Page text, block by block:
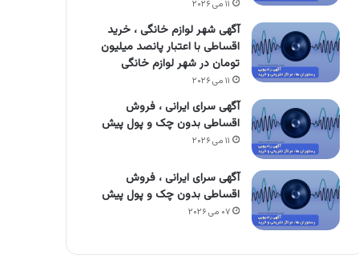
۱۱ می ۲۰۲۶
آگهی شهر لوازم خانگی ، خرید
اقساطی با اعتبار پانصد میلیون
تومان در شهر لوازم خانگی
۱۱ می ۲۰۲۶
آگهی سرای ایرانی ، فروش
اقساطی بدون چک و پول پیش
۱۱ می ۲۰۲۶
آگهی سرای ایرانی ، فروش
اقساطی بدون چک و پول پیش
۰۷ می ۲۰۲۶